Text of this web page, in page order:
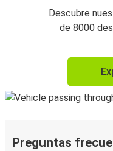
Descubre
de 8000
Preguntas